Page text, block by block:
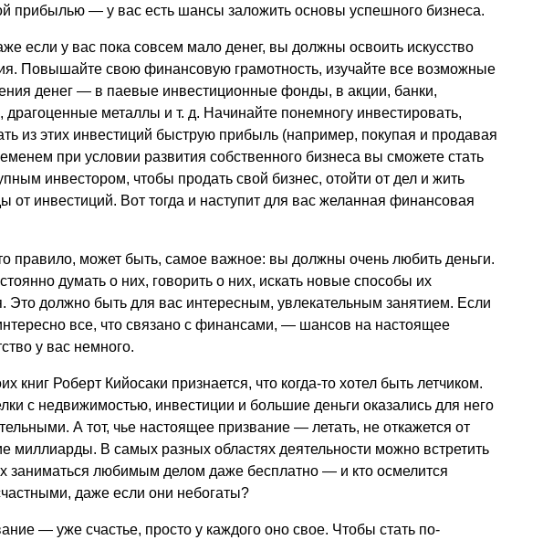
прибылью — у вас есть шансы заложить основы успешного бизнеса.
если у вас пока совсем мало денег, вы должны освоить искусство
Повышайте свою финансовую грамотность, изучайте все возможные
денег — в паевые инвестиционные фонды, в акции, банки,
драгоценные металлы и т. д. Начинайте понемногу инвестировать,
из этих инвестиций быструю прибыль (например, покупая и продавая
при условии развития собственного бизнеса вы сможете стать
инвестором, чтобы продать свой бизнес, отойти от дел и жить
от инвестиций. Вот тогда и наступит для вас желанная финансовая
правило, может быть, самое важное: вы должны очень любить деньги.
думать о них, говорить о них, искать новые способы их
Это должно быть для вас интересным, увлекательным занятием. Если
все, что связано с финансами, — шансов на настоящее
у вас немного.
книг Роберт Кийосаки признается, что когда-то хотел быть летчиком.
с недвижимостью, инвестиции и большие деньги оказались для него
А тот, чье настоящее призвание — летать, не откажется от
миллиарды. В самых разных областях деятельности можно встретить
заниматься любимым делом даже бесплатно — и кто осмелится
даже если они небогаты?
— уже счастье, просто у каждого оно свое. Чтобы стать по-